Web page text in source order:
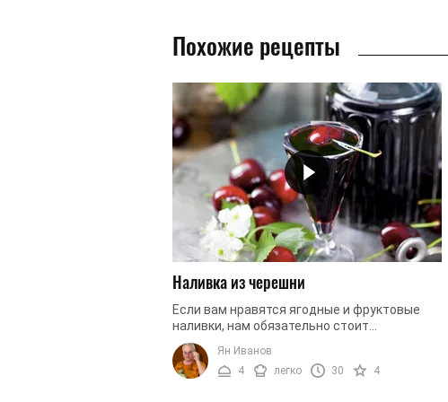
Похожие рецепты
Наливка из черешни
Если вам нравятся ягодные и фруктовые
наливки, нам обязательно стоит
попробовать наливку из черешни.
Приготовить этот ароматный напиток вы
можете, ...
Ян Иванов
4
легко 30 4